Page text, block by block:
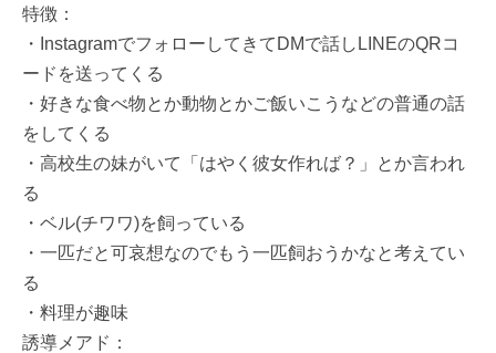
特徴：
・InstagramでフォローしてきてDMで話しLINEのQRコ
ードを送ってくる
・好きな食べ物とか動物とかご飯いこうなどの普通の話
をしてくる
・高校生の妹がいて「はやく彼女作れば？」とか言われ
る
・ベル(チワワ)を飼っている
・一匹だと可哀想なのでもう一匹飼おうかなと考えてい
る
・料理が趣味
誘導メアド：